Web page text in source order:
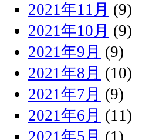
2021年11月 (9)
2021年10月 (9)
2021年9月 (9)
2021年8月 (10)
2021年7月 (9)
2021年6月 (11)